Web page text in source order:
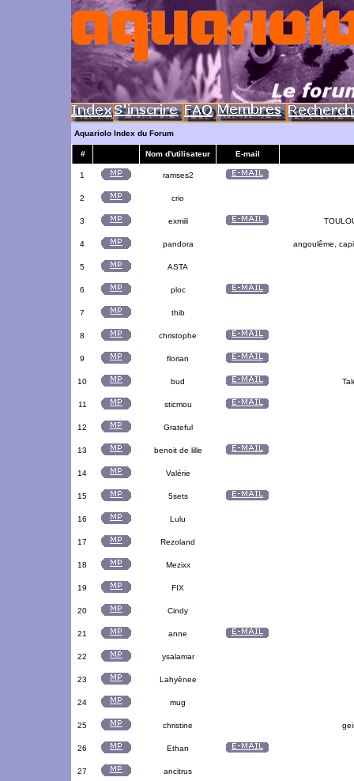
Aquariolo Index du Forum
# Nom d'utilisateur E-mail
1 ramses2
2 crio
3 exmili
4 pandora angoulême,
5 ASTA
6 ploc
7 thib
8 christophe
9 florian
10 bud
11 sticmou
12 Grateful
13 benoit de lille
14 Valérie
15 5sets
16 Lulu
17 Rezoland
18 Mezixx
19 FIX
20 Cindy
21 anne
22 ysalamar
23 Lahyènee
24 mug
25 christine
26 Ethan
27 ancitrus